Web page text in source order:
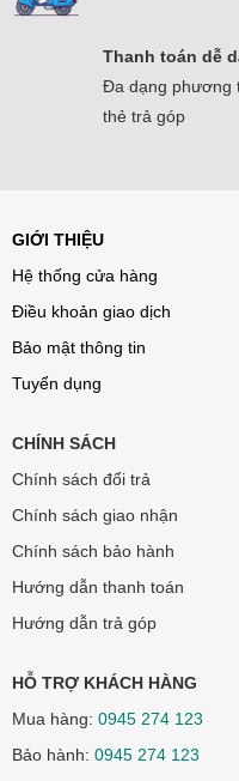
Thanh toán dễ
Đa dạng phương
thẻ trả góp
GIỚI THIỆU
Hệ thống cửa hàng
Điều khoản giao dịch
Bảo mật thông tin
Tuyển dụng
CHÍNH SÁCH
Chính sách đổi trả
Chính sách giao nhận
Chính sách bảo hành
Hướng dẫn thanh toán
Hướng dẫn trả góp
HỖ TRỢ KHÁCH HÀNG
Mua hàng: 0945 274 123
Bảo hành: 0945 274 123